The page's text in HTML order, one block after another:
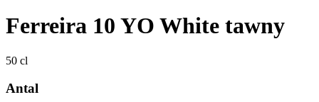
Ferreira 10 YO White tawny
50 cl
Antal